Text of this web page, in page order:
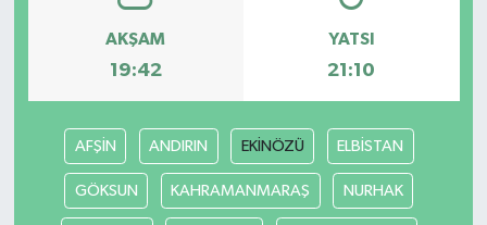
AKŞAM
19:42
YATSI
21:10
AFŞİN ANDIRIN EKİNÖZÜ ELBİSTAN
GÖKSUN KAHRAMANMARAŞ NURHAK